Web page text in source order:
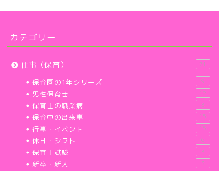
カテゴリー
仕事（保育） 71
保育園の1年シリーズ 9
男性保育士 12
保育士の職業病 3
保育中の出来事 15
行事・イベント 15
休日・シフト 6
保育士試験 3
新卒・新人 3